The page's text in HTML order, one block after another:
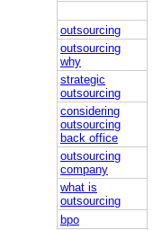
outsourcing
outsourcing
why
strategic
outsourcing
considering
outsourcing
back office
outsourcing
company
what is
outsourcing
bpo